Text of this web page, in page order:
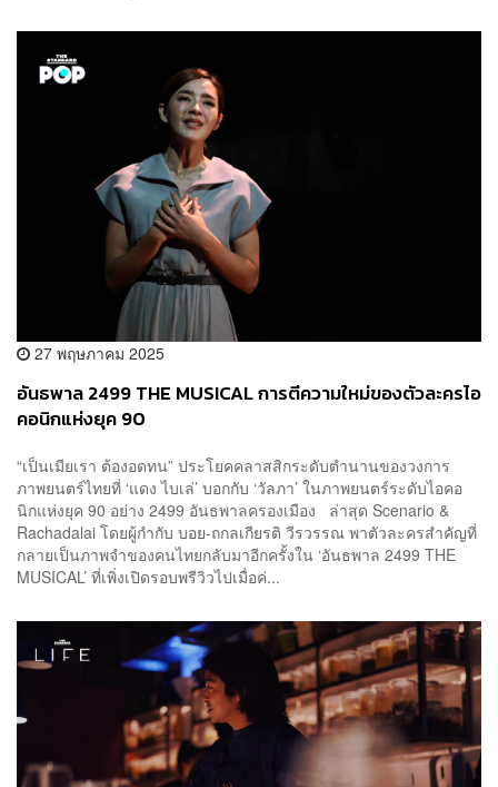
27 พฤษภาคม 2025
อันธพาล 2499 THE MUSICAL การตีความใหม่ของตัวละครไอ
คอนิกแห่งยุค 90
“เป็นเมียเรา ต้องอดทน” ประโยคคลาสสิกระดับตำนานของวงการ
ภาพยนตร์ไทยที่ ‘แดง ไบเล่’ บอกกับ ‘วัลภา’ ในภาพยนตร์ระดับไอคอ
นิกแห่งยุค 90 อย่าง 2499 อันธพาลครองเมือง ล่าสุด Scenario &
Rachadalai โดยผู้กำกับ บอย-ถกลเกียรติ วีรวรรณ พาตัวละครสำคัญที่
กลายเป็นภาพจำของคนไทยกลับมาอีกครั้งใน ‘อันธพาล 2499 THE
MUSICAL’ ที่เพิ่งเปิดรอบพรีวิวไปเมื่อค่...